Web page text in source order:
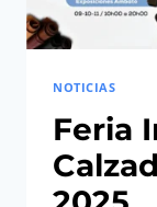
NOTICIAS
Feria